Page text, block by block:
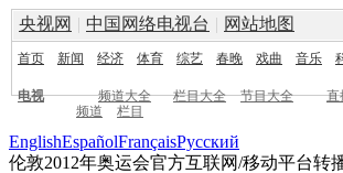
央视网 | 中国网络电视台 | 网站地图
首页 新闻 经济 体育 综艺 春晚 戏曲 音乐
电视 频道大全 栏目大全 节目大全 直
频道
栏目
EnglishEspañolFrançaisPусский
伦敦2012年奥运会官方互联网/移动平台转